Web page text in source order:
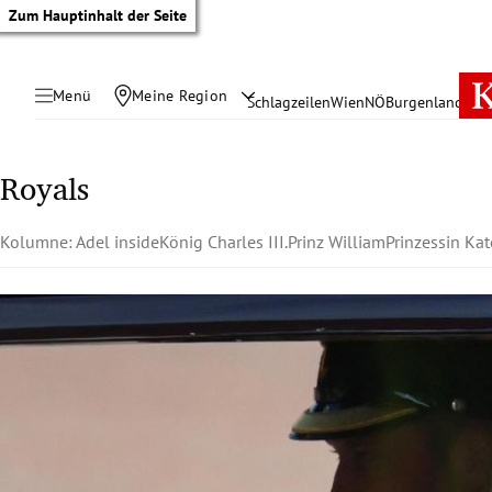
Zum Hauptinhalt der Seite
Menü Meine Region SchlagzeilenWienNÖBurgenland
Royals
Kolumne: Adel insideKönig Charles III.Prinz WilliamPrinzessin